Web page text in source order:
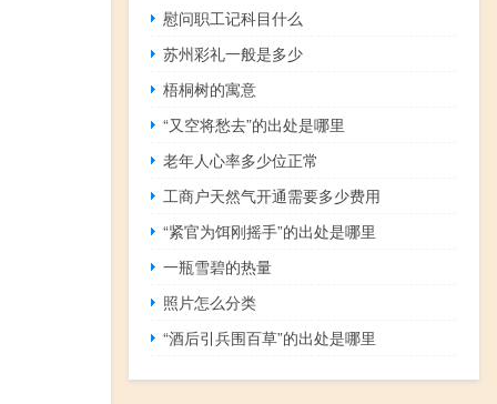
慰问职工记科目什么
苏州彩礼一般是多少
梧桐树的寓意
“又空将愁去”的出处是哪里
老年人心率多少位正常
工商户天然气开通需要多少费用
“紧官为饵刚摇手”的出处是哪里
一瓶雪碧的热量
照片怎么分类
“酒后引兵围百草”的出处是哪里